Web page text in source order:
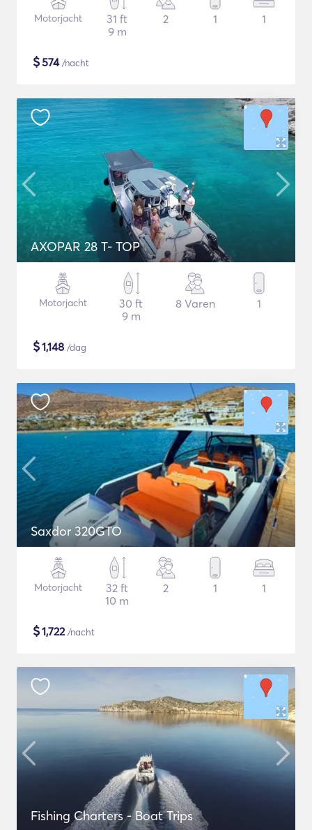
Motorjacht
31 ft
9 m
2 1 1
$574/nacht
AXOPAR 28 T- TOP
Motorjacht
30 ft
9 m
8 Varen 1
$1,148 /dag
Saxdor 320GTO
Motorjacht
32 ft
10 m
2 1 1
$1,722/nacht
Fishing Charters - Boat Trips